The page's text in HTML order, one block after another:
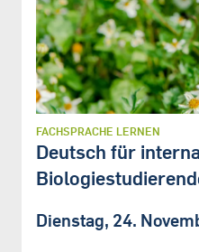
FACHSPRACHE LERNEN
Deutsch für
Dienstag, 24.